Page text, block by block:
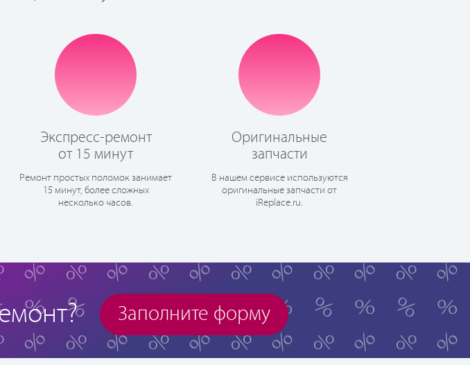
Экспресс-ремонт
от 15 минут
Ремонт простых поломок занимает
15 минут, более сложных
несколько часов.
Оригинальные
запчасти
В нашем сервисе используются
оригинальные запчасти от
iReplace.ru.
Заполните форму